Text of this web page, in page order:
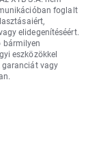
foglalt
elidegenítéséért.
bármilyen
eszközökkel
garanciát vagy